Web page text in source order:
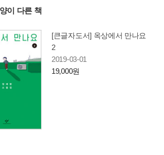
이 다른 책
[큰글자도서] 옥상에서 만나요
2
2019-03-01
19,000원